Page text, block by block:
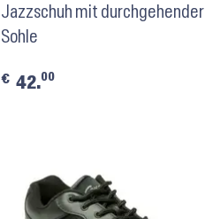
Jazzschuh mit durchgehender
Sohle
€ 42.00